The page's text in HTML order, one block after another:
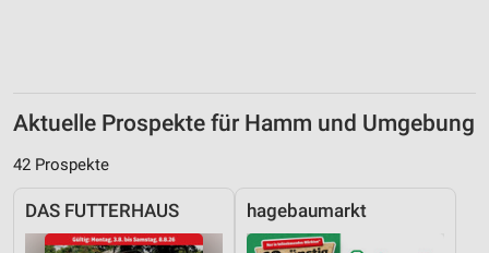
Aktuelle Prospekte für Hamm und Umgebung
42 Prospekte
DAS FUTTERHAUS hagebaumarkt